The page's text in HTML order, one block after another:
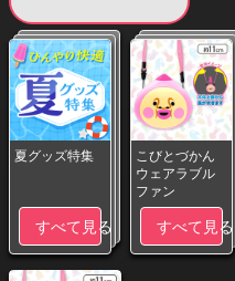
夏グッズ特集
すべて見る
こびとづかん
ウェアラブル
ファン
すべて見る